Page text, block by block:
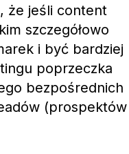
że jeśli content
szczegółowo
i być bardziej
poprzeczka
bezpośrednich
(prospektów